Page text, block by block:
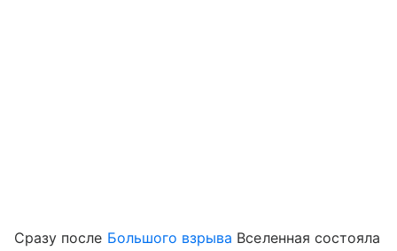
Сразу после Большого взрыва Вселенная состояла